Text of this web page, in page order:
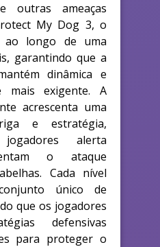
outras ameaças
My Dog 3, o
ao longo de uma
garantindo que a
dinâmica e
mais exigente. A
acrescenta uma
e estratégia,
alerta
o ataque
Cada nível
único de
que os jogadores
defensivas
para proteger o